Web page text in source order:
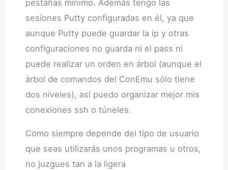
pestañas mínimo. Además tengo las
sesiones Putty configuradas en él, ya que
aunque Putty puede guardar la ip y otras
configuraciones no guarda ni el pass ni
puede realizar un orden en árbol (aunque el
árbol de comandos del ConEmu sólo tiene
dos niveles), así puedo organizar mejor mis
conexiones ssh o túneles.
Como siempre depende del tipo de usuario
que seas utilizarás unos programas u otros,
no juzgues tan a la ligera